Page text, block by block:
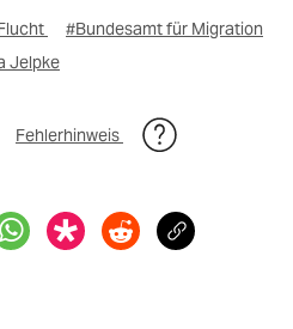
#Bundesamt für Migration
Jelpke
Fehlerhinweis